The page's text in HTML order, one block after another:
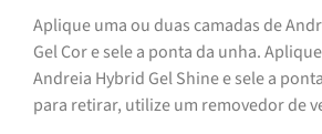
Aplique uma ou duas camadas de
Gel Cor e sele a ponta da unha.
Andreia Hybrid Gel Shine e sele a
para retirar, utilize um removedor de